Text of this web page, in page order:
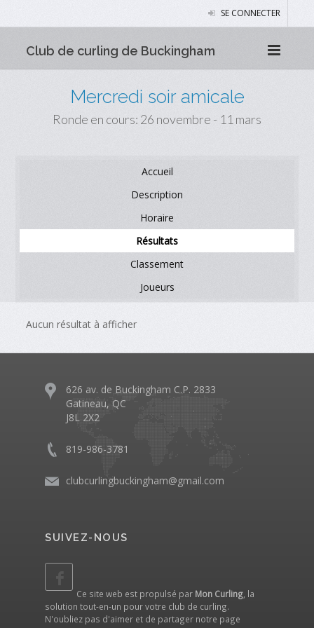
SE CONNECTER
Club de curling de Buckingham
Mercredi soir amicale
Ronde en cours: 26 novembre - 11 mars
Accueil
Description
Horaire
Résultats
Classement
Joueurs
Aucun résultat à afficher
626 av. de Buckingham C.P. 2833
Gatineau, QC
J8L 2X2
819-986-3781
clubcurlingbuckingham@gmail.com
SUIVEZ-NOUS
Ce site web est propulsé par Mon Curling, la
solution tout-en-un pour votre club de curling.
N'oubliez pas d'aimer et de partager notre page